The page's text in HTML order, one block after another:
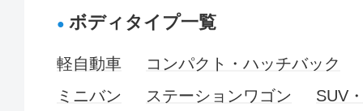
ボディタイプ一覧
軽自動車
コンパクト・ハッチバック
ミニバン
ステーションワゴン
SUV